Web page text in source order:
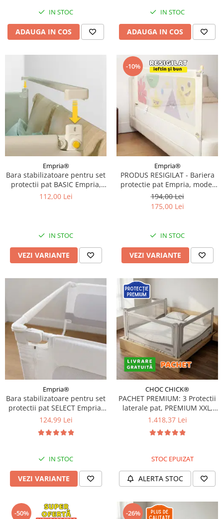
IN STOC
ADAUGA IN COS
IN STOC
ADAUGA IN COS
Empria®
Bara stabilizatoare pentru set
protectii pat BASIC Empria,
stabilizator metalic,
112,00 Lei
IN STOC
VEZI VARIANTE
-10%
Empria®
PRODUS RESIGILAT - Bariera
protectie pat Empria, model
BASIC interconectabil, reglabil
si culisant, inaltime ajustabila
pana la 94 cm, Diverse
194,00 Lei
175,00 Lei
IN STOC
VEZI VARIANTE
Empria®
Bara stabilizatoare pentru set
protectii pat SELECT Empria,
stabilizator metalic, Diverse
124,99 Lei
IN STOC
VEZI VARIANTE
CHOC CHICK®
PACHET PREMIUM: 3 Protectii
laterale pat, PREMIUM XXL,
160x200 cm + 2 Seturi
1.418,37 Lei
STOC EPUIZAT
ALERTA STOC
-50% -26%